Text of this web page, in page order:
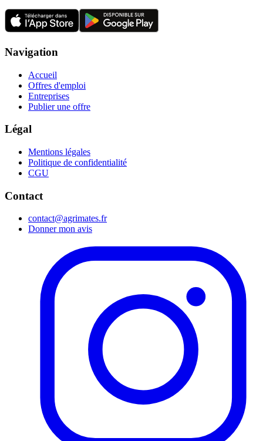
Navigation
Accueil
Offres d'emploi
Entreprises
Publier une offre
Légal
Mentions légales
Politique de confidentialité
CGU
Contact
contact@agrimates.fr
Donner mon avis